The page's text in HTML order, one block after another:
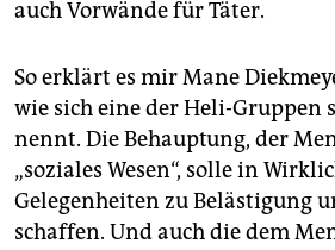
auch Vorwände für Täter.
So erklärt es mir Mane
wie sich eine der Heli-Gruppen
nennt. Die Behauptung, der
„soziales Wesen“, solle in
Gelegenheiten zu Belästigung
schaffen. Und auch die dem